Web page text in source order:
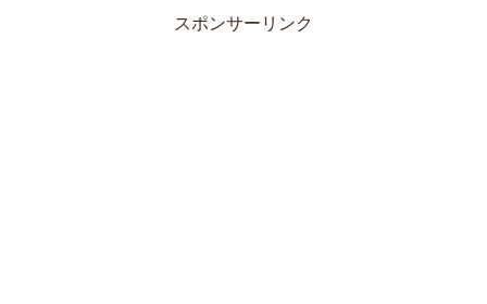
スポンサーリンク